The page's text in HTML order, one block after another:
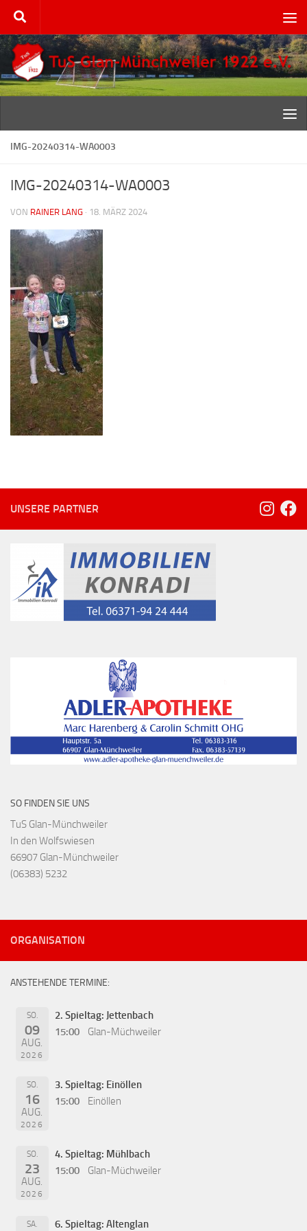
Zum Inhalt springen
IMG-20240314-WA0003
IMG-20240314-WA0003
VON RAINER LANG · 18. MÄRZ 2024
UNSERE PARTNER
SO FINDEN SIE UNS
TuS Glan-Münchweiler
In den Wolfswiesen
66907 Glan-Münchweiler
(06383) 5232
ORGANISATION
ANSTEHENDE TERMINE:
SO.
09
AUG.
2026
2. Spieltag: Jettenbach
15:00
Glan-Müchweiler
SO.
16
AUG.
2026
3. Spieltag: Einöllen
15:00
Einöllen
SO.
23
AUG.
2026
4. Spieltag: Mühlbach
15:00
Glan-Müchweiler
SA. 6. Spieltag: Altenglan